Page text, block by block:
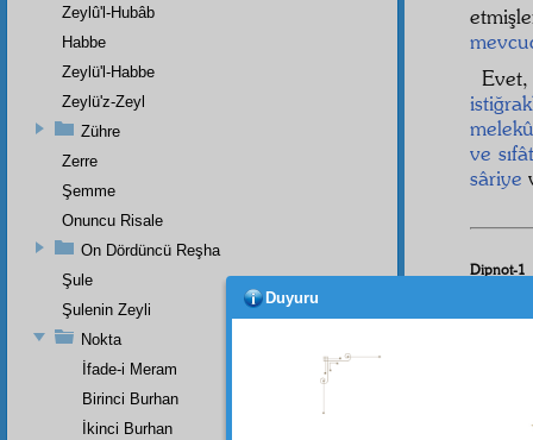
ve sıfât
sâriye
Dipnot-1
Zeylû'l-Hubâb
Habbe
Zeylü'l-Habbe
Zeylü'z-Zeyl
Zühre
Zerre
Şemme
Onuncu Risale
On Dördüncü Reşha
Şule
Şulenin Zeyli
Nokta
İfade-i Meram
Birinci Burhan
İkinci Burhan
Duyuru